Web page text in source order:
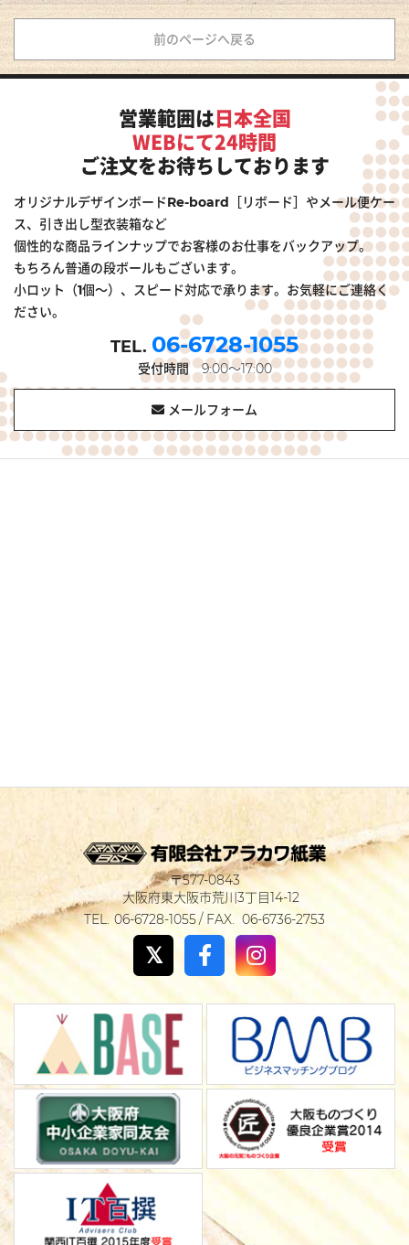
前のページへ戻る
営業範囲は日本全国
WEBにて24時間
ご注文をお待ちしております
オリジナルデザインボードRe-board［リボード］やメール便ケー
ス、引き出し型衣装箱など
個性的な商品ラインナップでお客様のお仕事をバックアップ。
もちろん普通の段ボールもございます。
小ロット（1個～）、スピード対応で承ります。お気軽にご連絡く
ださい。
06-6728-1055
受付時間9:00～17:00
メールフォーム
577-0843
大阪府東大阪市荒川3丁目14-12
06-6728-1055
06-6736-2753